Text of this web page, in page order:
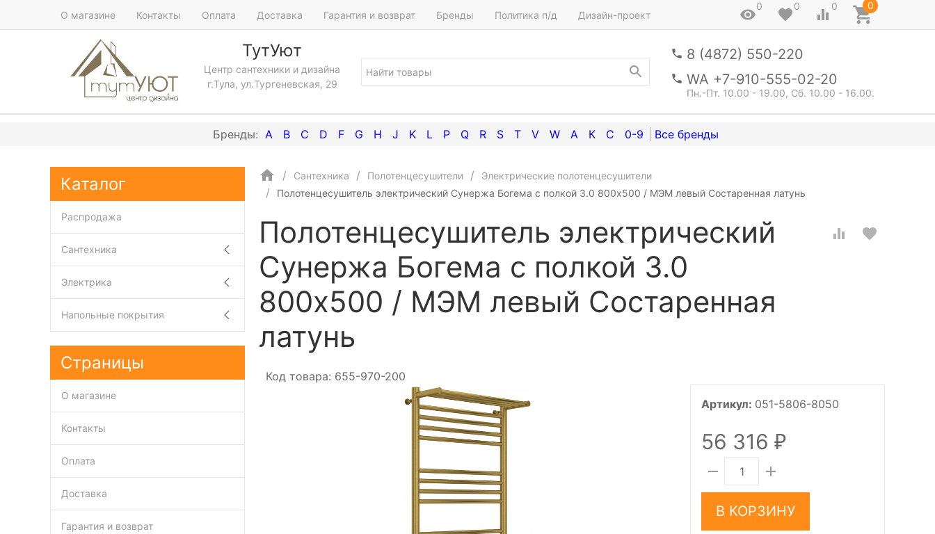
О магазине Контакты Оплата Доставка Гарантия и возврат Бренды Политика п/д Дизайн-проект
0 0 0 0
ТутУют
Центр сантехники и дизайна
г.Тула, ул.Тургеневская, 29
8 (4872) 550-220
WA +7-910-555-02-20
Пн.-Пт. 10.00 - 19.00, Сб. 10.00 - 16.00.
A B C D F G H J K L P Q R S T V W А К С 0-9
Сантехника Полотенцесушители
Электрические полотенцесушители
Полотенцесушитель электрический Сунержа Богема с полкой 3.0 800х500 / МЭМ левый Состаренная латунь
Полотенцесушитель электрический
Сунержа Богема с полкой 3.0
800х500 / МЭМ левый Состаренная
латунь
Код товара: 655-970-200
Артикул: 051-5806-8050
56 316 ₽
В КОРЗИНУ
Каталог
Распродажа
Сантехника
Электрика
Напольные покрытия
Страницы
О магазине
Контакты
Оплата
Доставка
Гарантия и возврат